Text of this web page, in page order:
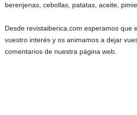
berenjenas, cebollas, patatas, aceite,
Desde revistaiberica.com esperamos que
vuestro interés y os animamos a dejar
comentarios de nuestra página web.